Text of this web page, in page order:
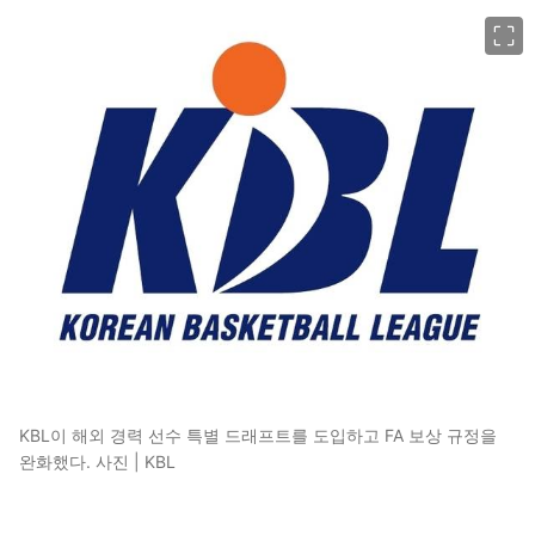
KBL이 해외 경력 선수 특별 드래프트를 도입하고 FA 보상 규정을
완화했다. 사진 | KBL